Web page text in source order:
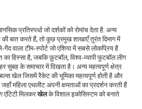
प्रतिस्पर्धा जो दर्शकों को रोमांच देता है. अन्य
की बात करते हैं, तो कुछ प्रमुख शाखाएँ तुरंत दिमाग में
वाला टीम‑स्पोर्ट जो एशिया में सबसे लोकप्रिय है
का हिस्सा है, जबकिफ़ुटबॉल, विश्व‑व्यापी फुटबॉल लीग
सुबह के समाचार में दिखता है। अन्य महत्वपूर्ण क्षेत्र
खेल जिसमें रैकेट की भूमिका महत्वपूर्ण होती हैऔर
जहाँ महिला एथलीट अपनी क्षमताओं का प्रदर्शन करती हैं
मिलकरखेलके विशाल इकोसिस्टम को बनाते